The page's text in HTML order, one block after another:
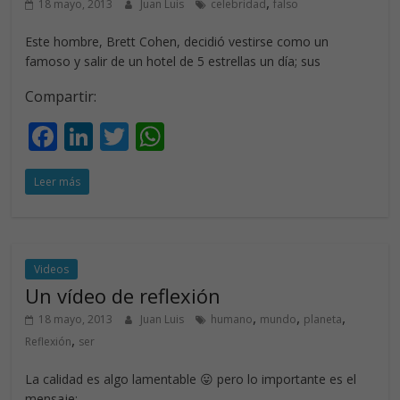
18 mayo, 2013 Juan Luis celebridad falso
Este hombre, Brett Cohen, decidió vestirse como un
famoso y salir de un hotel de 5 estrellas un día; sus
Compartir:
F
ac
e
o
o
k
Li T
p
p
Leer más
Videos
Un vídeo de reflexión
18 mayo, 2013 Juan Luis humano, mundo, planeta,
Reflexión, ser
La calidad es algo lamentable 😛 pero lo importante es el